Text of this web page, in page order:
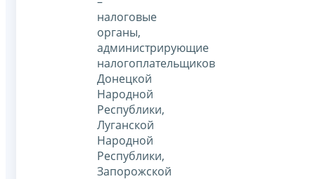
налоговые
органы,
администрирующие
налогоплательщиков
Донецкой
Народной
Республики,
Луганской
Народной
Республики,
Запорожской